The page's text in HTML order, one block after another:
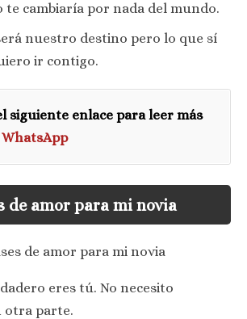
te cambiaría por nada del mundo.
nuestro destino pero lo que sí
ir contigo.
siguiente enlace para leer más
de amor para mi novia
eres tú. No necesito
otra parte.